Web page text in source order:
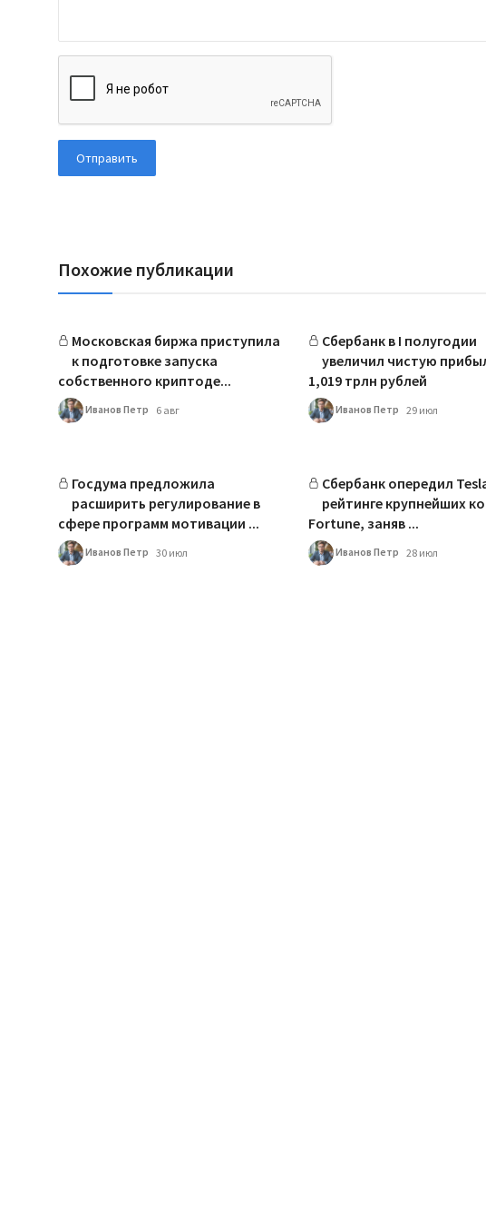
Отправить
Похожие публикации
Московская биржа приступила
к подготовке запуска
собственного криптоде...
Иванов Петр 6 авг
Сбербанк в I полугодии
увеличил чистую
1,019 трлн рублей
Иванов Петр 29 июл
Госдума предложила
расширить регулирование в
сфере программ мотивации ...
Иванов Петр 30 июл
Сбербанк опередил
рейтинге крупнейших
Fortune, заняв ...
Иванов Петр 28 июл